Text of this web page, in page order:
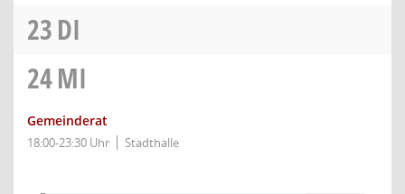
23DI
24MI
Gemeinderat
18:00-23:30 Uhr Stadthalle